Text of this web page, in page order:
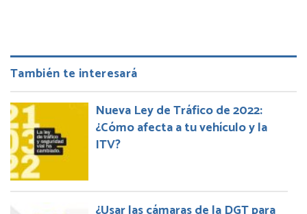
También te interesará
Nueva Ley de Tráfico de 2022:
¿Cómo afecta a tu vehículo y la
ITV?